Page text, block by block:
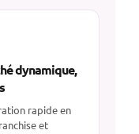
dynamique,
rapide en
et